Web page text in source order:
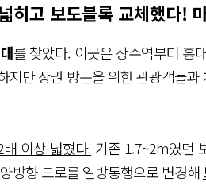
고 보도블록 교체했다!
를 찾았다. 이곳은 상수역부터 홍
지만 상권 방문을 위한 관광객들
이상 넓혔다. 기존 1.7~2m였던
방향 도로를 일방통행으로 변경해